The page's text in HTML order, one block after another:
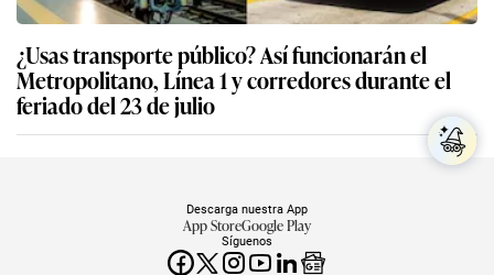
¿Usas transporte público? Así funcionarán el
Metropolitano, Línea 1 y corredores durante el
feriado del 23 de julio
Síguenos
Descarga nuestra App
App StoreGoogle Play